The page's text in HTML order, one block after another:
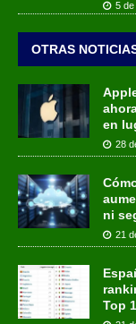
5
OTRAS
en
28
ni
21
Top